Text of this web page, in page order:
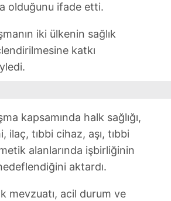
olduğunu ifade etti.
iki ülkenin sağlık
katkı
kapsamında halk sağlığı,
ilaç, tıbbi cihaz, aşı, tıbbi
alanlarında işbirliğinin
aktardı.
mevzuatı, acil durum ve